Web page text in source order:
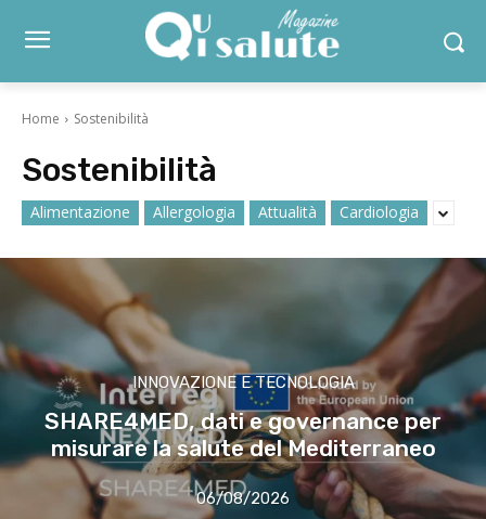
Home Sostenibilità
Sostenibilità
Alimentazione Allergologia Attualità Cardiologia
INNOVAZIONE E TECNOLOGIA
SHARE4MED, dati e governance per
misurare la salute del Mediterraneo
06/08/2026